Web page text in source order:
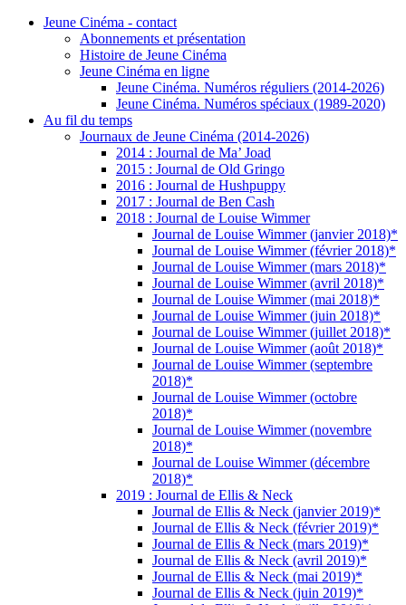
Jeune Cinéma - contact
Abonnements et présentation
Histoire de Jeune Cinéma
Jeune Cinéma en ligne
Jeune Cinéma. Numéros réguliers (2014-2026)
Jeune Cinéma. Numéros spéciaux (1989-2020)
Au fil du temps
Journaux de Jeune Cinéma (2014-2026)
2014 : Journal de Ma’ Joad
2015 : Journal de Old Gringo
2016 : Journal de Hushpuppy
2017 : Journal de Ben Cash
2018 : Journal de Louise Wimmer
Journal de Louise Wimmer (janvier 2018)*
Journal de Louise Wimmer (février 2018)*
Journal de Louise Wimmer (mars 2018)*
Journal de Louise Wimmer (avril 2018)*
Journal de Louise Wimmer (mai 2018)*
Journal de Louise Wimmer (juin 2018)*
Journal de Louise Wimmer (juillet 2018)*
Journal de Louise Wimmer (août 2018)*
Journal de Louise Wimmer (septembre
2018)*
Journal de Louise Wimmer (octobre
2018)*
Journal de Louise Wimmer (novembre
2018)*
Journal de Louise Wimmer (décembre
2018)*
2019 : Journal de Ellis & Neck
Journal de Ellis & Neck (janvier 2019)*
Journal de Ellis & Neck (février 2019)*
Journal de Ellis & Neck (mars 2019)*
Journal de Ellis & Neck (avril 2019)*
Journal de Ellis & Neck (mai 2019)*
Journal de Ellis & Neck (juin 2019)*